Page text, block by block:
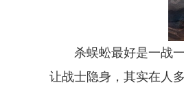
杀蜈蚣最好是一战一
让战士隐身，其实在人